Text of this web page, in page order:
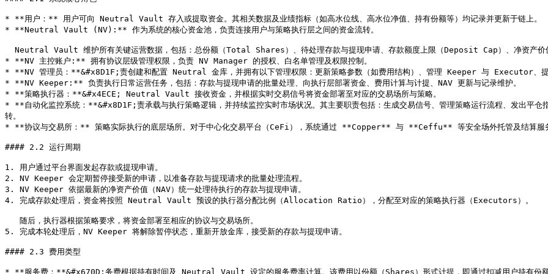
* **用户：** 用户可向 Neutral Vault 存入或提取资金。其相关数据及业绩指标（如高水位线、高水位净值、持有份额等）均记录并更新于链上。
* **Neutral Vault (NV):** 作为系统的核心资金池，负责连接用户与策略执行层之间的资金流转。
* **NV 主控账户:** 拥有协议层级管理权限，负责 NV Manager 的授权、白名单管理及权限控制。
* **NV 管理员：**&#x8D1F;责创建和配置 Neutral 金库，并拥有以下管理权限：更新策略参数（如费用结构）、管理 Keeper 与 Executor、提
* **NV Keeper:** 负责执行日常运营任务，包括：存款与提现申请的批量处理、向执行层部署资金、费用计算与计提、NAV 更新与记录维护。
* **策略执行器：**&#x4ECE; Neutral Vault 接收资金，并根据实时交易信号将资金部署至对应的交易场所与策略。
* **自动化监控系统：**&#x8D1F;责承载与执行策略逻辑，并持续监控实时市场状况。其主要职责包括：生成交易信号、管理策略运行流程、发出
转。
* **协议与交易所：** 策略实际执行的底层场所。对于中心化交易平台（CeFi），系统通过 **Copper** 与 **Ceffu** 等安全场外托管及结算服务
#### 2.2 运行周期
1. 用户通过平台界面发起存款或提现申请。
2. NV Keeper 会定期暂停接受新的申请，以准备存款与提现请求的批量处理流程。
3. NV Keeper 依据最新的净资产价值（NAV）统一处理待执行的存款与提现申请。
4. 完成存款处理后，资金将按照 Neutral Vault 预设的执行器分配比例（Allocation Ratio），分配至对应的策略执行器（Executors）。
5. 完成本轮处理后，NV Keeper 将解除暂停状态，重新开放金库，接受新的存款与提现申请。
#### 2.3 费用类型
* **服务费：**&#x670D;务费根据持有时间及 Neutral Vault 设定的服务费率计算。该费用以份额（Shares）形式计提，即通过扣减用户持有份额